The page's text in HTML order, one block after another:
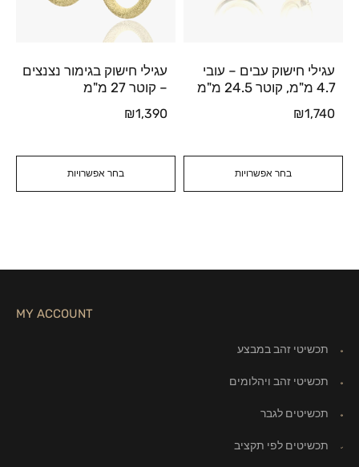
בחר אפשרויות
עגילי חישוק עבים – עובי
4.7 מ"מ, קוטר 24.5 מ"מ
₪1,740
בחר אפשרויות
עגילי חישוק בגימור נצנצים
– קוטר 27 מ"מ
₪1,390
MY ACCOUNT
תכשיטי זהב במבצע
תכשיטי זהב ויהלומים
תכשיטים לגבר
תכשיטים לפי תקציב